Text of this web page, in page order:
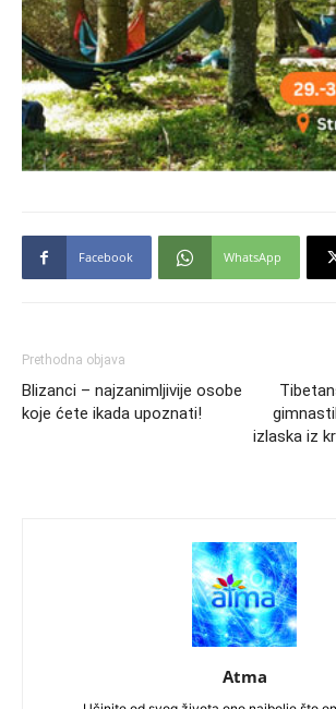
Facebook WhatsApp
Prethodna objava
Blizanci – najzanimljivije osobe
koje ćete ikada upoznati!
izlaska iz
Atma